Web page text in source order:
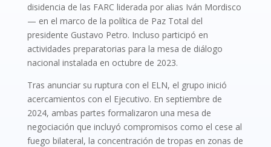
disidencia de las FARC liderada por alias Iván Mordisco
— en el marco de la política de Paz Total del
presidente Gustavo Petro. Incluso participó en
actividades preparatorias para la mesa de diálogo
nacional instalada en octubre de 2023.
Tras anunciar su ruptura con el ELN, el grupo inició
acercamientos con el Ejecutivo. En septiembre de
2024, ambas partes formalizaron una mesa de
negociación que incluyó compromisos como el cese al
fuego bilateral, la concentración de tropas en zonas de